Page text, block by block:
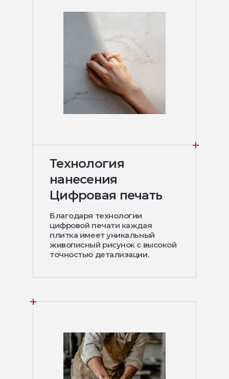
Технология
нанесения
Цифровая печать
Благодаря технологии
цифровой печати каждая
плитка имеет уникальный
живописный рисунок с высокой
точностью детализации.